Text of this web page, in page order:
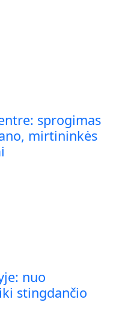
sprogimas
mirtininkės
nuo
stingdančio